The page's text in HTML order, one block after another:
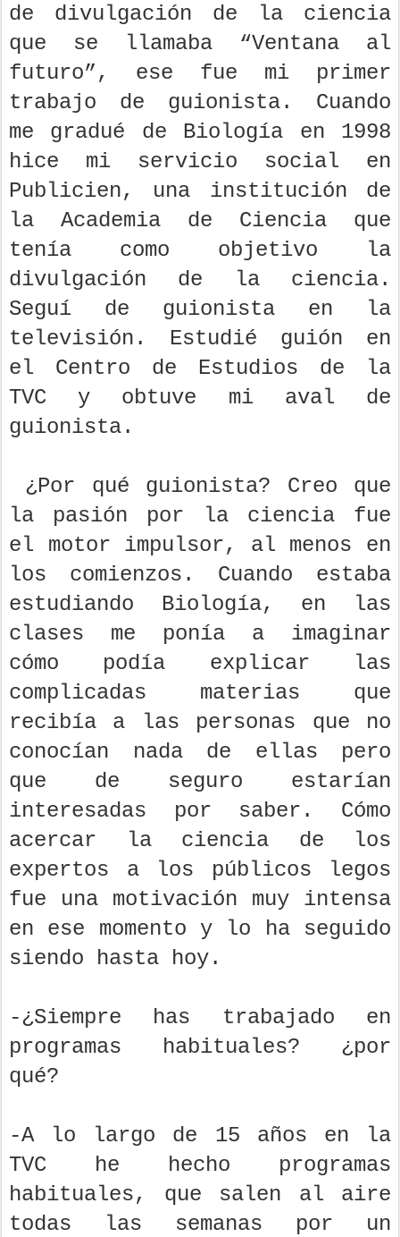
de divulgación de la ciencia
que se llamaba “Ventana al
futuro”, ese fue mi primer
trabajo de guionista. Cuando
me gradué de Biología en 1998
hice mi servicio social en
Publicien, una institución de
la Academia de Ciencia que
tenía como objetivo la
divulgación de la ciencia.
Seguí de guionista en la
televisión. Estudié guión en
el Centro de Estudios de la
TVC y obtuve mi aval de
guionista.
¿Por qué guionista? Creo que
la pasión por la ciencia fue
el motor impulsor, al menos en
los comienzos. Cuando estaba
estudiando Biología, en las
clases me ponía a imaginar
cómo podía explicar las
complicadas materias que
recibía a las personas que no
conocían nada de ellas pero
que de seguro estarían
interesadas por saber. Cómo
acercar la ciencia de los
expertos a los públicos legos
fue una motivación muy intensa
en ese momento y lo ha seguido
siendo hasta hoy.
-¿Siempre has trabajado en
programas habituales? ¿por
qué?
-A lo largo de 15 años en la
TVC he hecho programas
habituales, que salen al aire
todas las semanas por un